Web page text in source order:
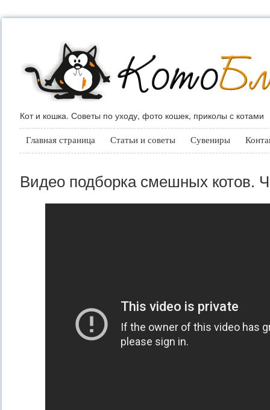
Кот и кошка. Советы по уходу, фото кошек, приколы с котами
Главная страница Статьи и советы Сувениры
Видео подборка смешных котов.